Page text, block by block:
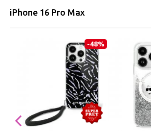
iPhone 16 Pro Max
-48%